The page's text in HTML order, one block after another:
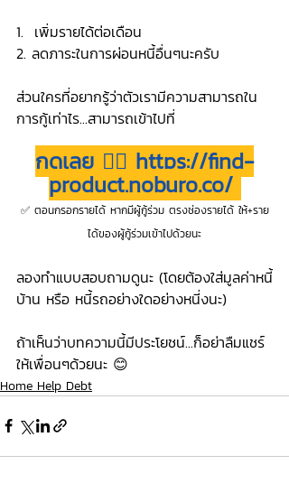
1.  เพิ่มรายได้ต่อเดือน
2. ลดภาระในการผ่อนหนี้อื่นๆนะครับ
ส่วนใครที่อยากรู้ว่าตัวเรามีความสามารถใน
การกู้เท่าไร...สามารถเข้าไปที่
กดเลย 👉🏻 https://find-
product.noburo.co/
✅ ตอนกรอกรายได้ หากมีผู้กู้ร่วม ตรงช่องรายได้ ให้+ราย
ได้ของผู้กู้ร่วมเข้าไปด้วยนะ
ลองทำแบบสอบถามดูนะ (โดยต้องใส่มูลค่าหนี้
บ้าน หรือ หนี้รถอย่างใดอย่างหนี่งนะ)
ถ้าเห็นว่าบทความนี้มีประโยชน์...ก็อย่าลืมแชร์
ให้เพื่อนๆด้วยนะ 😊
Home Help Debt